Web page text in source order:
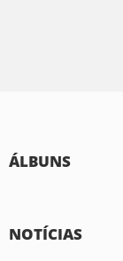
ÁLBUNS
NOTÍCIAS